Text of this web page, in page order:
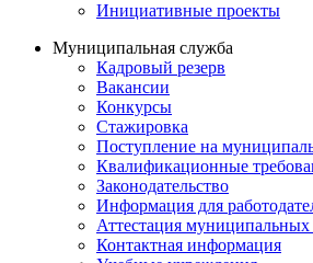
Инициативные проекты
Муниципальная служба
Кадровый резерв
Вакансии
Конкурсы
Стажировка
Поступление на
Квалификационные
Законодательство
Информация для
Аттестация
Контактная информация